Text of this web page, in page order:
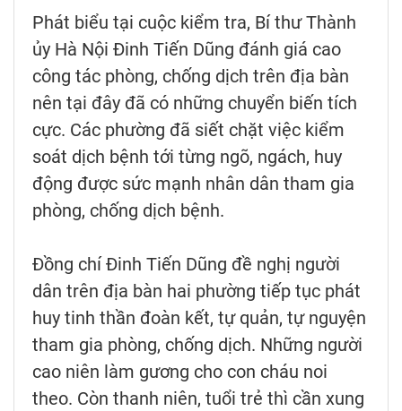
Phát biểu tại cuộc kiểm tra, Bí thư Thành
ủy Hà Nội Đinh Tiến Dũng đánh giá cao
công tác phòng, chống dịch trên địa bàn
nên tại đây đã có những chuyển biến tích
cực. Các phường đã siết chặt việc kiểm
soát dịch bệnh tới từng ngõ, ngách, huy
động được sức mạnh nhân dân tham gia
phòng, chống dịch bệnh.
Đồng chí Đinh Tiến Dũng đề nghị người
dân trên địa bàn hai phường tiếp tục phát
huy tinh thần đoàn kết, tự quản, tự nguyện
tham gia phòng, chống dịch. Những người
cao niên làm gương cho con cháu noi
theo. Còn thanh niên, tuổi trẻ thì cần xung